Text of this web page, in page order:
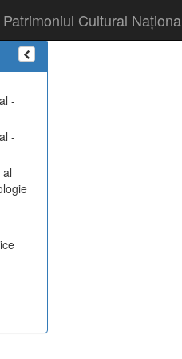
Cultural
-
-